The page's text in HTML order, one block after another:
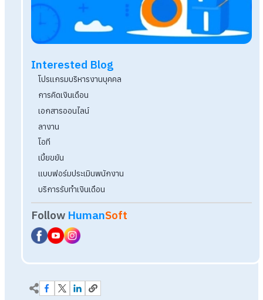
บริษัทมีพนักงานไม่ถึง 20 คน จ้างบริการรับทำเงินเ
ไหม?